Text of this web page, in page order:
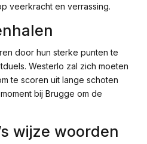
veerkracht en verrassing.
door hun sterke punten te
Westerlo zal zich moeten
te scoren uit lange schoten
bij Brugge om de
wijze woorden